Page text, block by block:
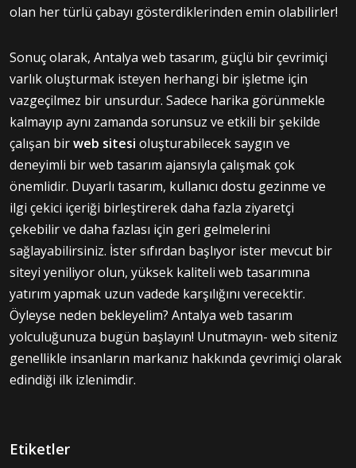
olan her türlü çabayı gösterdiklerinden emin olabilirler!
Sonuç olarak, Antalya web tasarım, güçlü bir çevrimiçi
varlık oluşturmak isteyen herhangi bir işletme için
vazgeçilmez bir unsurdur. Sadece harika görünmekle
kalmayıp aynı zamanda sorunsuz ve etkili bir şekilde
çalışan birweb sitesi oluşturabilecek saygın ve
deneyimli bir web tasarım ajansıyla çalışmak çok
önemlidir. Duyarlı tasarım, kullanıcı dostu gezinme ve
ilgi çekici içeriği birleştirerek daha fazla ziyaretçi
çekebilir ve daha fazlası için geri gelmelerini
sağlayabilirsiniz. İster sıfırdan başlıyor ister mevcut bir
siteyi yeniliyor olun, yüksek kaliteli web tasarımına
yatırım yapmak uzun vadede karşılığını verecektir.
Öyleyse neden bekleyelim? Antalya web tasarım
yolculuğunuza bugün başlayın! Unutmayın- web siteniz
genellikle insanların markanız hakkında çevrimiçi olarak
edindiği ilk izlenimdir.
Etiketler